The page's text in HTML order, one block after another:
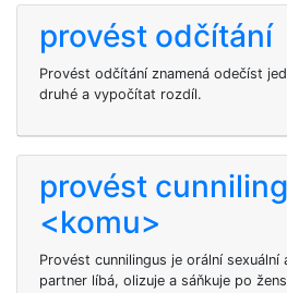
provést odčítání
Provést odčítání znamená odečíst
druhé a vypočítat rozdíl.
provést
<komu>
Provést cunnilingus je orální
partner líbá, olizuje a sáňkuje po